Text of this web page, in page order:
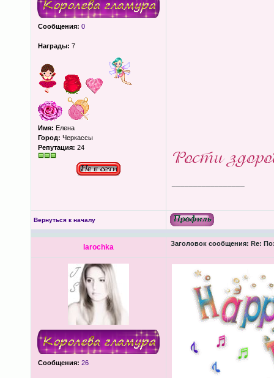
Сообщения: 0
Награды: 7
Имя: Елена
Город: Черкассы
Репутация: 24
Вернуться к началу
larochka Заголовок сообщения: Re:
Сообщения: 26